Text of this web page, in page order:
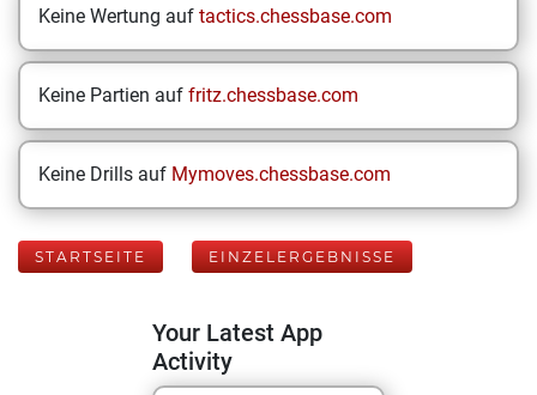
Keine Wertung auf tactics.chessbase.com
Keine Partien auf fritz.chessbase.com
Keine Drills auf Mymoves.chessbase.com
STARTSEITE EINZELERGEBNISSE
Your Latest App
Activity